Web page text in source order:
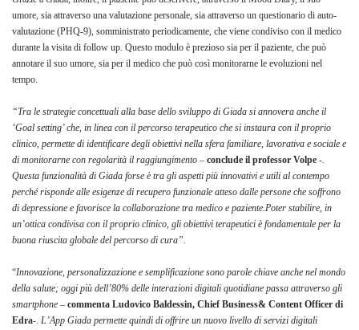
umore, sia attraverso una valutazione personale, sia attraverso un questionario di auto-
valutazione (PHQ-9), somministrato periodicamente, che viene condiviso con il medico
durante la visita di follow up. Questo modulo è prezioso sia per il paziente, che può
annotare il suo umore, sia per il medico che può così monitorarne le evoluzioni nel
tempo.
“Tra le strategie concettuali alla base dello sviluppo di Giada si annovera anche il
‘Goal setting’ che, in linea con il percorso terapeutico che si instaura con il proprio
clinico, permette di identificare degli obiettivi nella sfera familiare, lavorativa e sociale e
di monitorarne con regolarità il raggiungimento – conclude il professor Volpe -.
Questa funzionalità di Giada forse è tra gli aspetti più innovativi e utili al contempo
perché risponde alle esigenze di recupero funzionale atteso dalle persone che soffrono
di depressione e favorisce la collaborazione tra medico e paziente.Poter stabilire, in
un’ottica condivisa con il proprio clinico, gli obiettivi terapeutici è fondamentale per la
buona riuscita globale del percorso di cura”.
“Innovazione, personalizzazione e semplificazione sono parole chiave anche nel mondo
della salute; oggi più dell’80% delle interazioni digitali quotidiane passa attraverso gli
smartphone – commenta Ludovico Baldessin, Chief Business& Content Officer di
Edra-. L’App Giada permette quindi di offrire un nuovo livello di servizi digitali